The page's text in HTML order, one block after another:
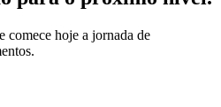
comece hoje a jornada de